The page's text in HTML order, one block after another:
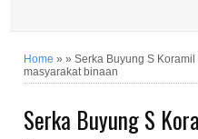
Home »»Serka Buyung S
masyarakat binaan
Serka Buyung S